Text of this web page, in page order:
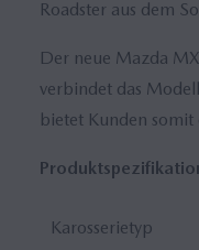
Roadster aus dem
Der neue Mazda
verbindet das
bietet Kunden
Karosserietyp